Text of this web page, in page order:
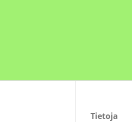
Tietoja